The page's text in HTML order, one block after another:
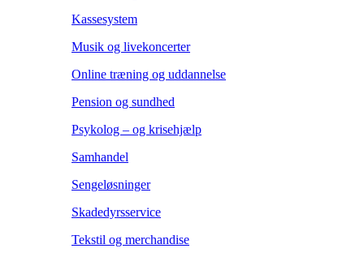
Kassesystem
Musik og livekoncerter
Online træning og uddannelse
Pension og sundhed
Psykolog – og krisehjælp
Samhandel
Sengeløsninger
Skadedyrsservice
Tekstil og merchandise